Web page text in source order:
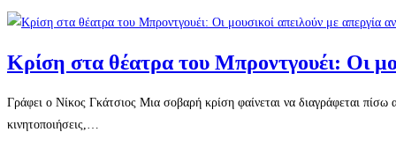
Κρίση στα θέατρα του Μπροντγουέι: Οι
Γράφει ο Νίκος Γκάτσιος Μια σοβαρή κρίση φαίνεται να διαγράφεται
κινητοποιήσεις,…